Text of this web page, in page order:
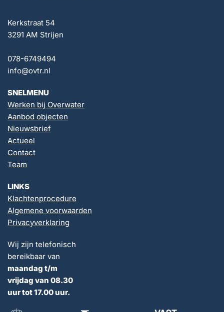
Kerkstraat 54
3291 AM Strijen
078-6749494
info@ovtr.nl
SNELMENU
Werken bij Overwater
Aanbod objecten
Nieuwsbrief
Actueel
Contact
Team
LINKS
Klachtenprocedure
Algemene voorwaarden
Privacyverklaring
Wij zijn telefonisch
bereikbaar van
maandag t/m
vrijdag van 08.30
uur tot 17.00 uur.